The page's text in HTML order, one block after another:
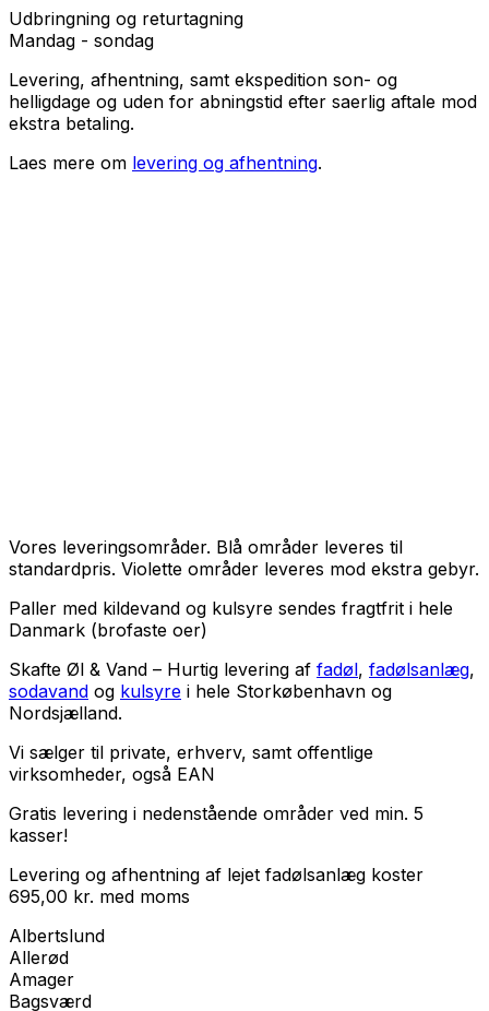
Udbringning og returtagning
Mandag - sondag
Levering, afhentning, samt ekspedition son- og
helligdage og uden for abningstid efter saerlig aftale mod
ekstra betaling.
Laes mere om levering og afhentning.
Vores leveringsområder. Blå områder leveres til
standardpris. Violette områder leveres mod ekstra gebyr.
Paller med kildevand og kulsyre sendes fragtfrit i hele
Danmark (brofaste oer)
Skafte Øl & Vand – Hurtig levering af fadøl, fadølsanlæg,
sodavand og kulsyre i hele Storkøbenhavn og
Nordsjælland.
Vi sælger til private, erhverv, samt offentlige
virksomheder, også EAN
Gratis levering i nedenstående områder ved min. 5
kasser!
Levering og afhentning af lejet fadølsanlæg koster
695,00 kr. med moms
Albertslund
Allerød
Amager
Bagsværd